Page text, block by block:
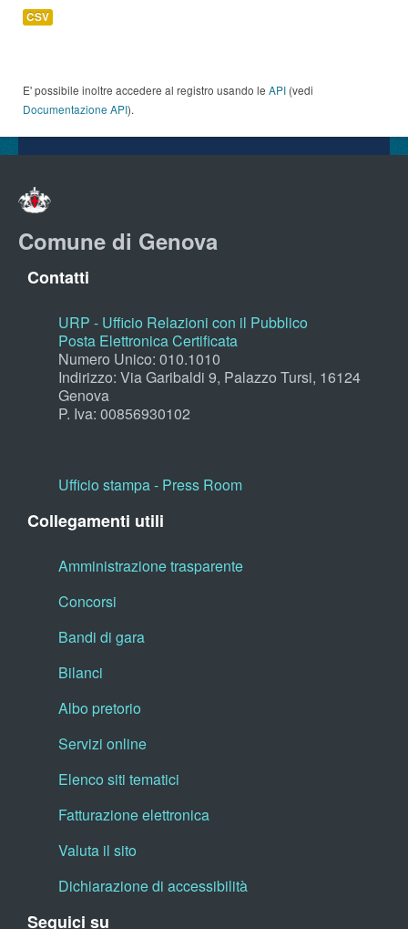
CSV
E' possibile inoltre accedere al registro usando le API (vedi
Documentazione API).
Comune di Genova
Contatti
URP - Ufficio Relazioni con il Pubblico
Posta Elettronica Certificata
Numero Unico: 010.1010
Indirizzo: Via Garibaldi 9, Palazzo Tursi, 16124
Genova
P. Iva: 00856930102
Ufficio stampa - Press Room
Collegamenti utili
Amministrazione trasparente
Concorsi
Bandi di gara
Bilanci
Albo pretorio
Servizi online
Elenco siti tematici
Fatturazione elettronica
Valuta il sito
Dichiarazione di accessibilità
Seguici su